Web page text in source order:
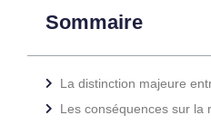
Sommaire
La distinction majeure
Les conséquences sur la